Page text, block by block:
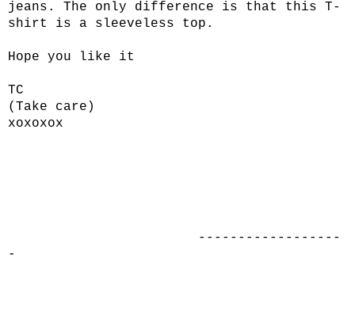
jeans . The only difference is that this T-
shirt
is a sleeveless top .
Hope you like it
TC
( Take care )
xoxoxox
------------------
-